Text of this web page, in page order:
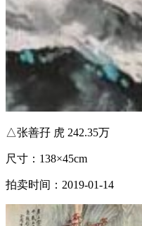
△张善孖 虎 242.35万
尺寸：138×45cm
拍卖时间：2019-01-14